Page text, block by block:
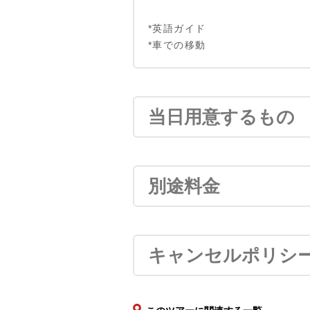
*英語ガイド
*車での移動
当日用意するもの
別途料金
キャンセルポリシ